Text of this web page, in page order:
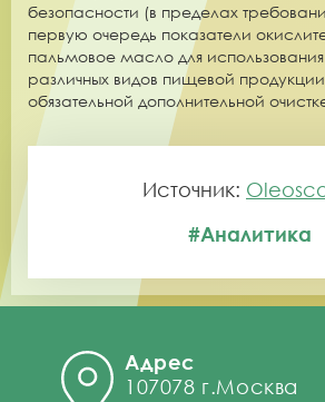
безопасности (в пределах
первую очередь показатели
пальмовое масло для использования
различных видов пищевой
обязательной дополнительной
Источник:
#Аналитика
Адрес
107078 г.Москва